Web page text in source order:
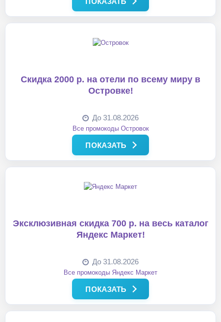
Скидка 2000 р. на отели по всему миру в
Островке!
До 31.08.2026
Все промокоды Островок
ПОКАЗАТЬ
Эксклюзивная скидка 700 р. на весь каталог
Яндекс Маркет!
До 31.08.2026
Все промокоды Яндекс Маркет
ПОКАЗАТЬ